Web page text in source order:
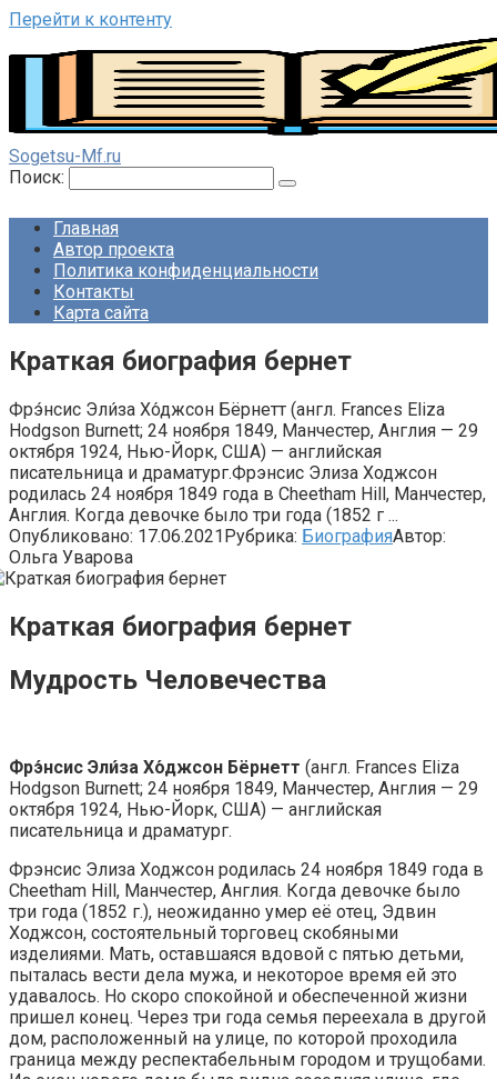
Перейти к контенту
Sogetsu-Mf.ru
Поиск:
Главная
Автор проекта
Политика конфиденциальности
Контакты
Карта сайта
Краткая биография бернет
Фрэ́нсис Эли́за Хо́джсон Бёрнетт (англ. Frances Eliza
Hodgson Burnett; 24 ноября 1849, Манчестер, Англия — 29
октября 1924, Нью-Йорк, США) — английская
писательница и драматург.Фрэнсис Элиза Ходжсон
родилась 24 ноября 1849 года в Cheetham Hill, Манчестер,
Англия. Когда девочке было три года (1852 г ...
Опубликовано: 17.06.2021Рубрика: БиографияАвтор:
Ольга Уварова
Краткая биография бернет
Мудрость Человечества
Фрэ́нсис Эли́за Хо́джсон Бёрнетт (англ. Frances Eliza
Hodgson Burnett; 24 ноября 1849, Манчестер, Англия — 29
октября 1924, Нью-Йорк, США) — английская
писательница и драматург.
Фрэнсис Элиза Ходжсон родилась 24 ноября 1849 года в
Cheetham Hill, Манчестер, Англия. Когда девочке было
три года (1852 г.), неожиданно умер её отец, Эдвин
Ходжсон, состоятельный торговец скобяными
изделиями. Мать, оставшаяся вдовой с пятью детьми,
пыталась вести дела мужа, и некоторое время ей это
удавалось. Но скоро спокойной и обеспеченной жизни
пришел конец. Через три года семья переехала в другой
дом, расположенный на улице, по которой проходила
граница между респектабельным городом и трущобами.